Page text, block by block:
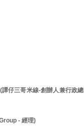
仔三哥米線-創辦人兼行政總
- 經理)